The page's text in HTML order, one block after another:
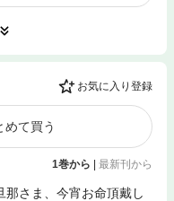
お気に入り登録
めて買う
1巻から | 最新刊から
さま、今宵お命頂戴し